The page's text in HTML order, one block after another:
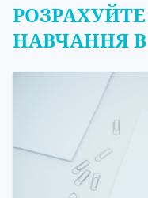
РОЗРАХУЙТЕ
НАВЧАННЯ